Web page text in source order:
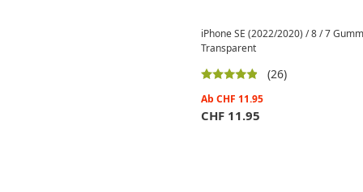
iPhone SE (2022/2020) / 8 / 7
Transparent
(26)
Ab CHF 11.95
CHF 11.95